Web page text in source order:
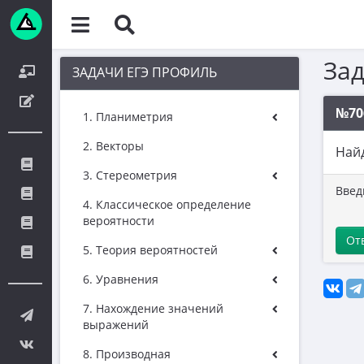
ЗАДАЧИ ЕГЭ ПРОФИЛЬ
1. Планиметрия
2. Векторы
3. Стереометрия
4. Классическое определение
вероятности
5. Теория вероятностей
6. Уравнения
7. Нахождение значений
выражений
8. Производная